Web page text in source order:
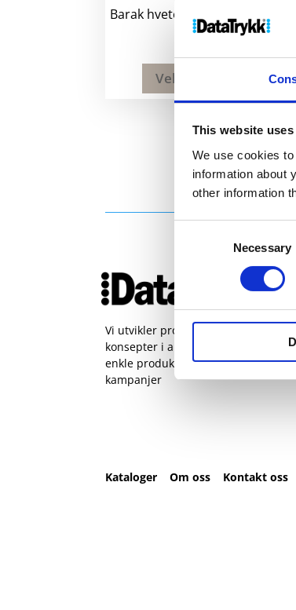
This website
We use cookies
information about
other information
Necessary
Barak hvetehalms leppebalsam
16kr
Velg alternativ
Vi utvikler produkter og
konsepter i alle kanaler – Alt fra
enkle produkter til sammensatte
kampanjer
Kataloger Om oss Kontakt oss